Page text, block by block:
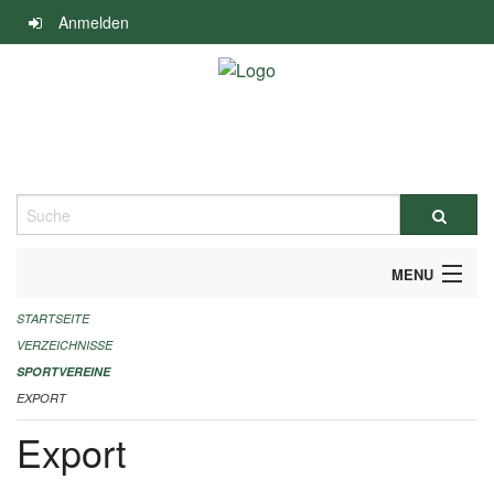
Navigation
überspringen
Anmelden
Suche
MENU
ALLGEMEINE INFORMATIONEN
FINANZIELLE UNTERSTÜTZUNG BENÖTIGT?
KONTAKT
STARTSEITE
VERZEICHNISSE
SPORTVEREINE
EXPORT
Export